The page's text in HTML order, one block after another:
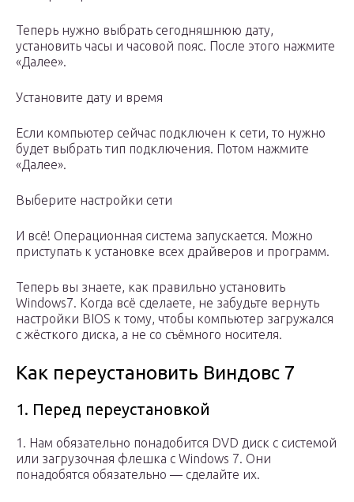
Теперь нужно выбрать сегодняшнюю дату,
установить часы и часовой пояс. После этого нажмите
«Далее».
Установите дату и время
Если компьютер сейчас подключен к сети, то нужно
будет выбрать тип подключения. Потом нажмите
«Далее».
Выберите настройки сети
И всё! Операционная система запускается. Можно
приступать к установке всех драйверов и программ.
Теперь вы знаете, как правильно установить
Windows7. Когда всё сделаете, не забудьте вернуть
настройки BIOS к тому, чтобы компьютер загружался
с жёсткого диска, а не со съёмного носителя.
Как переустановить Виндовс 7
1. Перед переустановкой
1. Нам обязательно понадобится DVD диск с системой
или загрузочная флешка с Windows 7. Они
понадобятся обязательно — сделайте их.